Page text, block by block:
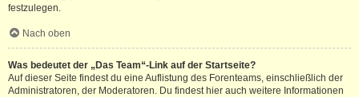
festzulegen.
Nach oben
Was bedeutet der „Das Team“-Link auf der Startseite?
Auf dieser Seite findest du eine Auflistung des Forenteams, einschließlich der
Administratoren, der Moderatoren. Du findest hier auch weitere Informationen